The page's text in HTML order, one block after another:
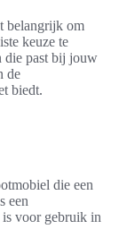
belangrijk om
keuze te
die past bij jouw
de
biedt.
die een
een
voor gebruik in